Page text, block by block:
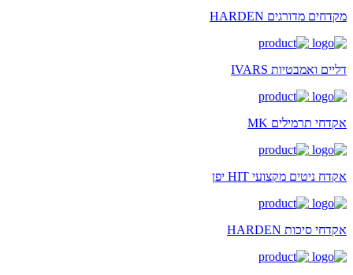
מקדחים מדורגים HARDEN
דליים ואמבטיות IVARS
אקדחי תרמילים MK
אקדח ניטים מקצועי HIT יפן
אקדחי סיכות HARDEN